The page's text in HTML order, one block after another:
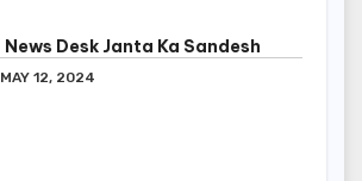
News Desk Janta Ka Sandesh
MAY 12, 2024